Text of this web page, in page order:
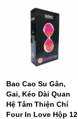
Bao Cao Su Gân,
Gai, Kéo Dài Quan
Hệ Tâm Thiện Chí
Four In Love Hộp 12